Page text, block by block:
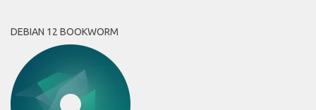
DEBIAN 12 BOOKWORM